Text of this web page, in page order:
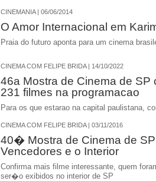
CINEMANIA | 06/06/2014
O Amor Internacional em
Praia do futuro aponta para um cinema
CINEMA COM FELIPE BRIDA | 14/10/2022
46a Mostra de Cinema de SP
231 filmes na programacao
Para os que estarao na capital paulistana,
CINEMA COM FELIPE BRIDA | 03/11/2016
40� Mostra de Cinema de
Vencedores e o Interior
Confirma mais filme interessante, quem
ser�o exibidos no interior de SP